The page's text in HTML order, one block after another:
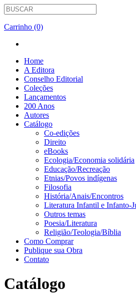
Carrinho (0)
Home
A Editora
Conselho Editorial
Coleções
Lançamentos
200 Anos
Autores
Catálogo
Co-edições
Direito
eBooks
Ecologia/Economia solidária
Educação/Recreação
Etnias/Povos indígenas
Filosofia
História/Anais/Encontros
Literatura Infantil e Infanto-
Outros temas
Poesia/Literatura
Religião/Teologia/Bíblia
Como Comprar
Publique sua Obra
Contato
Catálogo